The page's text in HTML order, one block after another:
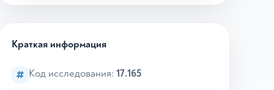
Краткая информация
Код исследования: 17.165